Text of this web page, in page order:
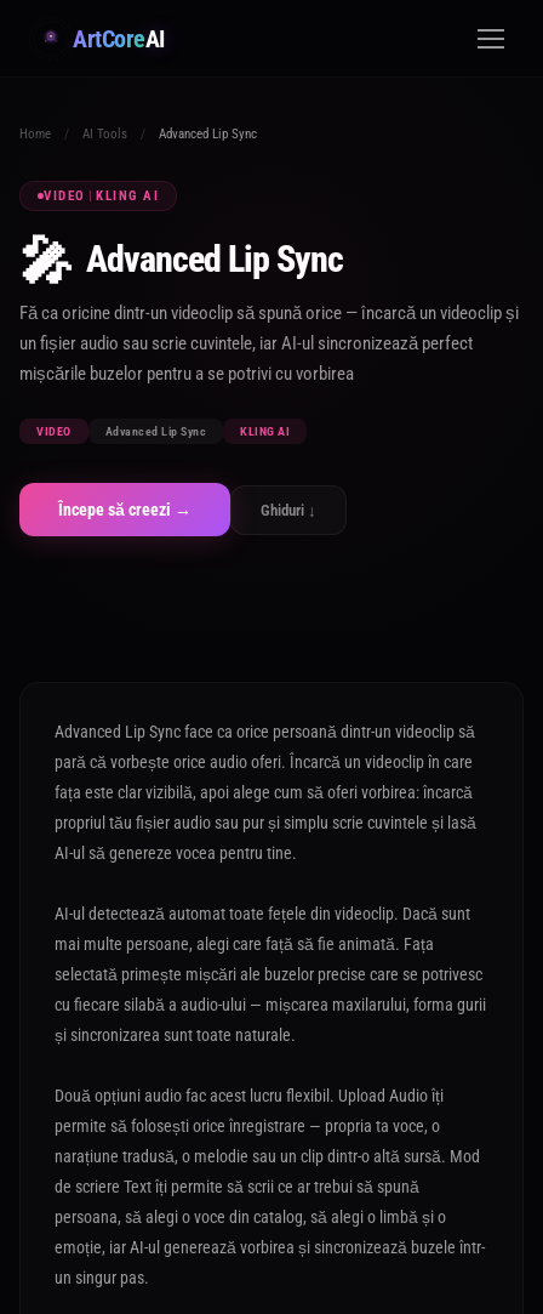
ArtCoreAI
Home / AI Tools / Advanced Lip Sync
VIDEO | KLING AI
🎤 Advanced Lip Sync
Fă ca oricine dintr-un videoclip să spună orice — încarcă un videoclip și
un fișier audio sau scrie cuvintele, iar AI-ul sincronizează perfect
mișcările buzelor pentru a se potrivi cu vorbirea
VIDEO Advanced Lip Sync KLING AI
Începe să creezi → Ghiduri ↓
Advanced Lip Sync face ca orice persoană dintr-un videoclip să
pară că vorbește orice audio oferi. Încarcă un videoclip în care
fața este clar vizibilă, apoi alege cum să oferi vorbirea: încarcă
propriul tău fișier audio sau pur și simplu scrie cuvintele și lasă
AI-ul să genereze vocea pentru tine.
AI-ul detectează automat toate fețele din videoclip. Dacă sunt
mai multe persoane, alegi care față să fie animată. Fața
selectată primește mișcări ale buzelor precise care se potrivesc
cu fiecare silabă a audio-ului — mișcarea maxilarului, forma gurii
și sincronizarea sunt toate naturale.
Două opțiuni audio fac acest lucru flexibil. Upload Audio îți
permite să folosești orice înregistrare — propria ta voce, o
narațiune tradusă, o melodie sau un clip dintr-o altă sursă. Mod
de scriere Text îți permite să scrii ce ar trebui să spună
persoana, să alegi o voce din catalog, să alegi o limbă și o
emoție, iar AI-ul generează vorbirea și sincronizează buzele într-
un singur pas.